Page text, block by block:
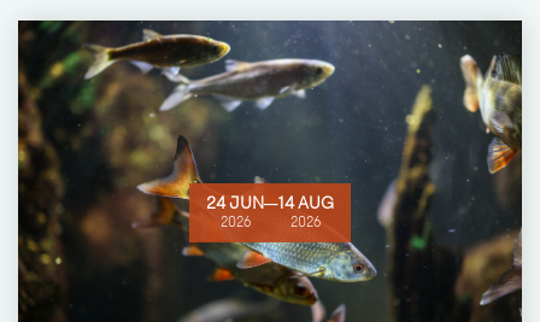
24 JUN
2026
─14 AUG
2026